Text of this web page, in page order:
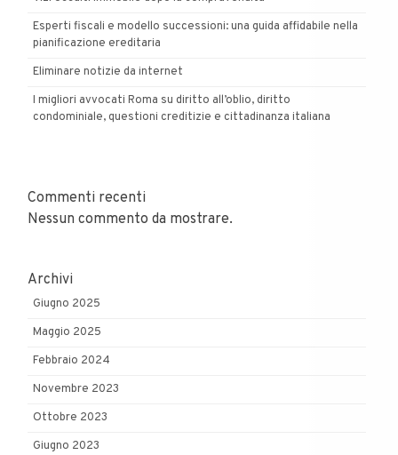
Esperti fiscali e modello successioni: una guida affidabile nella
pianificazione ereditaria
Eliminare notizie da internet
I migliori avvocati Roma su diritto all’oblio, diritto
condominiale, questioni creditizie e cittadinanza italiana
Commenti recenti
Nessun commento da mostrare.
Archivi
Giugno 2025
Maggio 2025
Febbraio 2024
Novembre 2023
Ottobre 2023
Giugno 2023